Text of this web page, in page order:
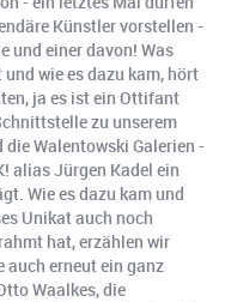
Künstler vorstellen -
und einer davon! Was
wie es dazu kam, hört
ja es ist ein Ottifant
zu unserem
Walentowski Galerien -
alias Jürgen Kadel ein
Wie es dazu kam und
Unikat auch noch
hat, erzählen wir
auch erneut ein ganz
Waalkes, die